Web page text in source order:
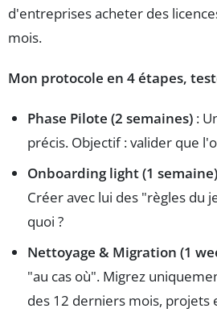
d'entreprises acheter des
mois.
Mon protocole en 4 étapes,
Phase Pilote (2 semaines) :
précis. Objectif : valider que
Onboarding light (1 semaine)
Créer avec lui des "règles du
quoi ?
Nettoyage & Migration (1
"au cas où". Migrez
des 12 derniers mois, projets